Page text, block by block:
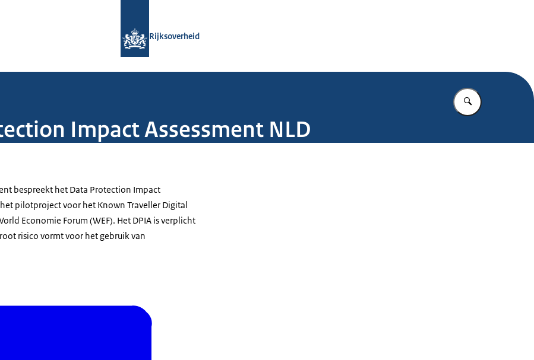
Rijksoverheid
Vul in wat u
Impact Assessment NLD
bespreekt het Data Protection Impact
het pilotproject voor het Known Traveller Digital
Economie Forum (WEF). Het DPIA is verplicht
risico vormt voor het gebruik van